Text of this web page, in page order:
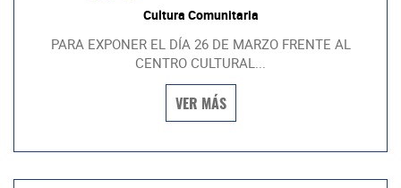
Cultura Comunitaria
PARA EXPONER EL DÍA 26 DE MARZO FRENTE AL
CENTRO CULTURAL...
VER MÁS